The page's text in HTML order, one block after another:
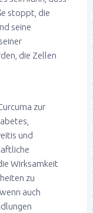
stoppt, die
seine
die Zellen
zur
und
Wirksamkeit
zu
auch